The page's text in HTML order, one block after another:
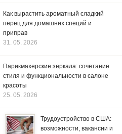
Как вырастить ароматный сладкий
перец для домашних специй и
приправ
31. 05. 2026
Парикмахерские зеркала: сочетание
стиля и функциональности в салоне
красоты
25. 05. 2026
Трудоустройство в США:
возможности, вакансии и